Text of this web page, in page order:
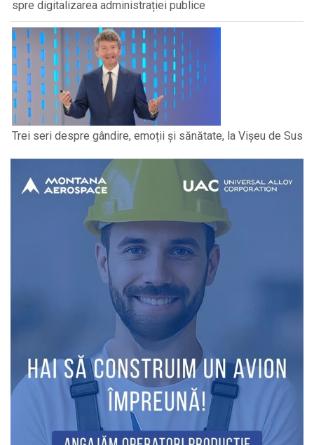
spre digitalizarea administrației publice
Trei seri despre gândire, emoții și sănătate, la Vișeu de Sus